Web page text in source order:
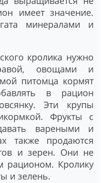
имеет значение.
минералами и
кролика нужно
овощами и
питомца кормят
в рацион
Эти крупы
Фрукты с
вареными и
также продаются
и зерен. Они не
рационом. Кролику
и зелень.